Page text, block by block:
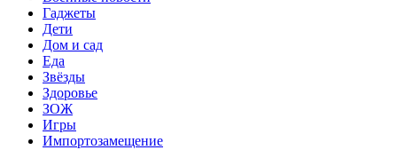
Гаджеты
Дети
Дом и сад
Еда
Звёзды
Здоровье
ЗОЖ
Игры
Импортозамещение